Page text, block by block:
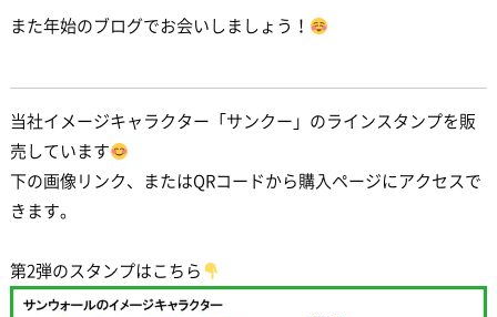
また年始のブログでお会いしましょう！
当社イメージキャラクター「サンクー」のラインスタンプを販
売しています
下の画像リンク、またはQRコードから購入ページにアクセスで
きます。
第2弾のスタンプはこちら